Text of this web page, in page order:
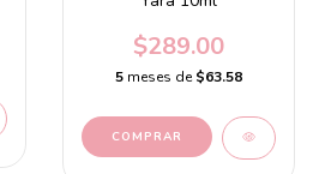
$289.00
5 meses de$63.58